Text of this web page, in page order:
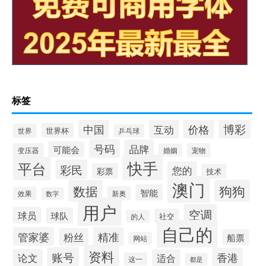
标签
世界 世界杯 中国 乒乓球 互动 价格 博彩
变压器 可能会 号码 品牌 婚姻 宠物
平台 彩民 彩票 快手 您的 技术
效果 数字 数据 新奥 智能 澳门 狗狗
球员 球队 用户 的人 社交 空调
管家婆 粉丝 精准 网站 自己的 船票
论文 账号 资料 这一 适合 都是 香港